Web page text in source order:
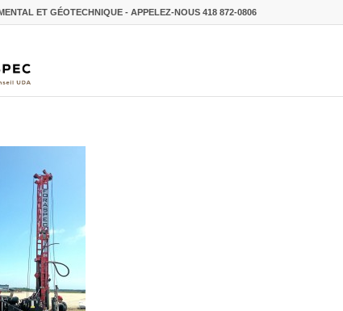
ET GÉOTECHNIQUE - APPELEZ-NOUS 418 872-0806